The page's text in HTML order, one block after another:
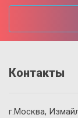
Контакты
г.Москва,